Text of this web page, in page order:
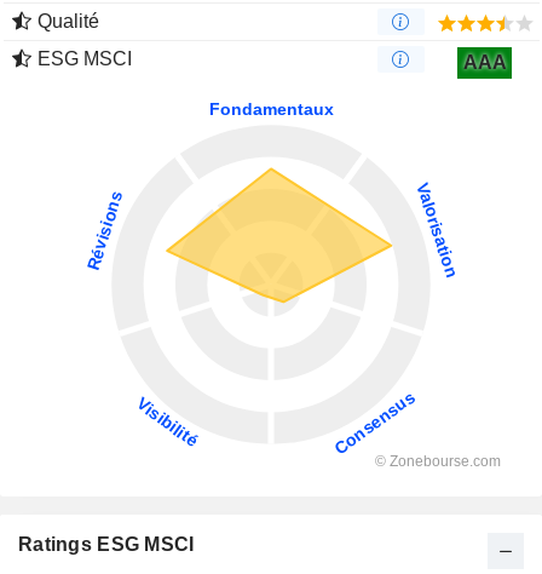
Qualité
ESG MSCI
AAA
Ratings ESG MSCI